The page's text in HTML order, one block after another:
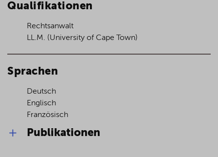
Qualifikationen
Rechtsanwalt
LL.M. (University of Cape Town)
Sprachen
Deutsch
Englisch
Französisch
Publikationen